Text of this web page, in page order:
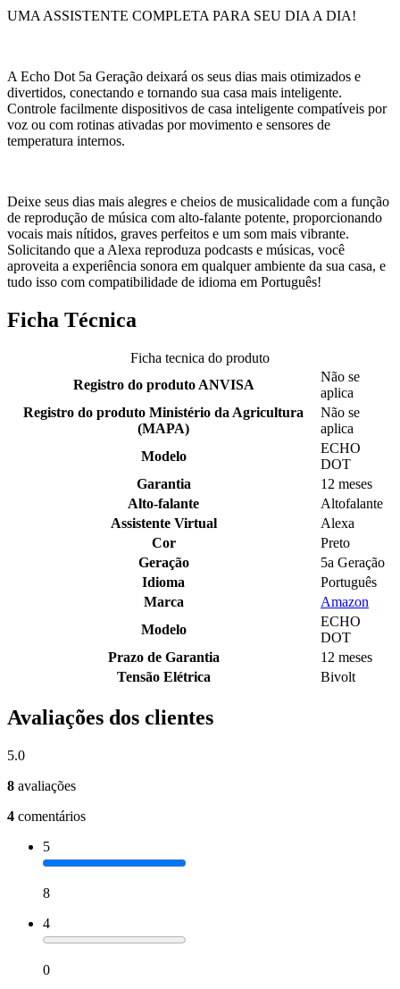
UMA ASSISTENTE COMPLETA PARA SEU DIA A DIA!
A Echo Dot 5a Geração deixará os seus dias mais otimizados e
divertidos, conectando e tornando sua casa mais inteligente.
Controle facilmente dispositivos de casa inteligente compatíveis por
voz ou com rotinas ativadas por movimento e sensores de
temperatura internos.
Deixe seus dias mais alegres e cheios de musicalidade com a função
de reprodução de música com alto-falante potente, proporcionando
vocais mais nítidos, graves perfeitos e um som mais vibrante.
Solicitando que a Alexa reproduza podcasts e músicas, você
aproveita a experiência sonora em qualquer ambiente da sua casa, e
tudo isso com compatibilidade de idioma em Português!
Ficha Técnica
Ficha tecnica do produto
Registro do produto ANVISA
Não se
aplica
Registro do produto Ministério da Agricultura
(MAPA)
Não se
aplica
Modelo
ECHO
DOT
Garantia
12 meses
Alto-falante
Altofalante
Assistente Virtual
Alexa
Cor
Preto
Geração
5a Geração
Idioma
Português
Marca
Amazon
Modelo
ECHO
DOT
Prazo de Garantia
12 meses
Tensão Elétrica
Bivolt
Avaliações dos clientes
5.0
8 avaliações
4 comentários
5
8
4
0